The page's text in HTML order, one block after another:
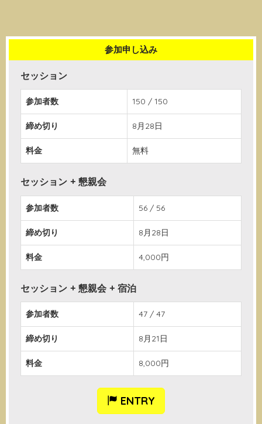
参加申し込み
セッション
参加者数 150 / 150
締め切り 8月28日
料金 無料
セッション + 懇親会
参加者数 56 / 56
締め切り 8月28日
料金 4,000円
セッション + 懇親会 + 宿泊
参加者数 47 / 47
締め切り 8月21日
料金 8,000円
ENTRY